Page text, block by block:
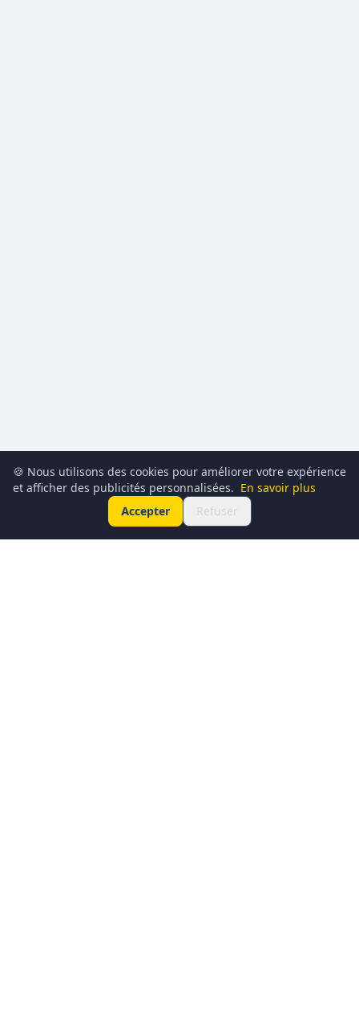
🍪 Nous utilisons des cookies pour améliorer votre expérience
et afficher des publicités personnalisées. En savoir plus
Accepter
Refuser